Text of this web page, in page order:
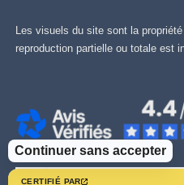
CERTIFIÉ PAR
Continuer sans accepter
Les visuels du site sont la
reproduction partielle ou totale est